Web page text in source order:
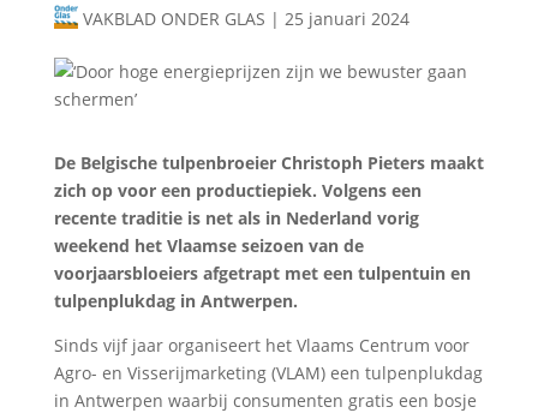
VAKBLAD ONDER GLAS | 25 januari 2024
De Belgische tulpenbroeier Christoph Pieters maakt
zich op voor een productiepiek. Volgens een
recente traditie is net als in Nederland vorig
weekend het Vlaamse seizoen van de
voorjaarsbloeiers afgetrapt met een tulpentuin en
tulpenplukdag in Antwerpen.
Sinds vijf jaar organiseert het Vlaams Centrum voor
Agro- en Visserijmarketing (VLAM) een tulpenplukdag
in Antwerpen waarbij consumenten gratis een bosje